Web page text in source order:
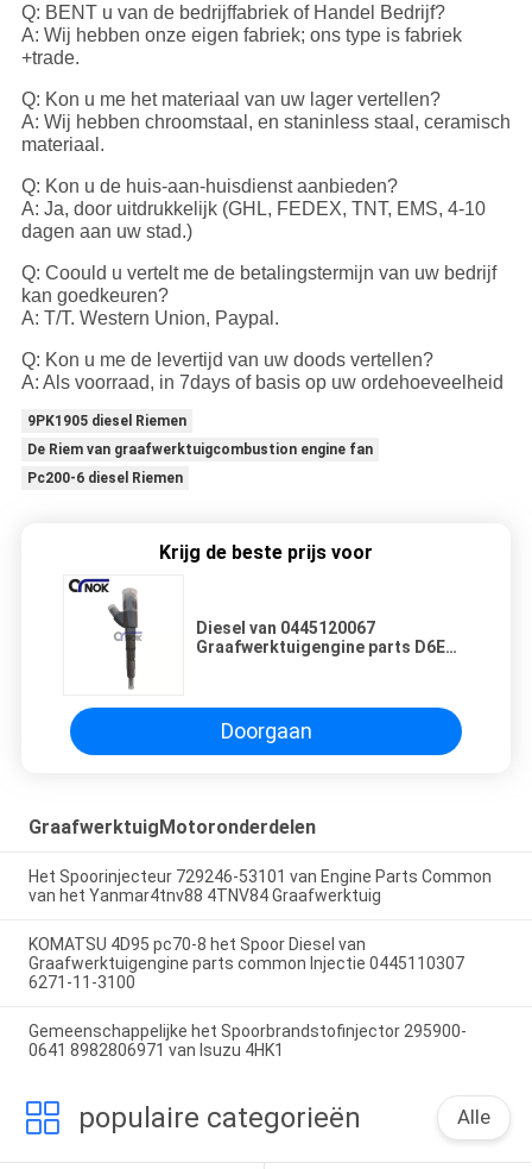
Q: BENT u van de bedrijffabriek of Handel Bedrijf?
A: Wij hebben onze eigen fabriek; ons type is fabriek
+trade.
Q: Kon u me het materiaal van uw lager vertellen?
A: Wij hebben chroomstaal, en staninless staal, ceramisch
materiaal.
Q: Kon u de huis-aan-huisdienst aanbieden?
A: Ja, door uitdrukkelijk (GHL, FEDEX, TNT, EMS, 4-10
dagen aan uw stad.)
Q: Coould u vertelt me de betalingstermijn van uw bedrijf
kan goedkeuren?
A: T/T. Western Union, Paypal.
Q: Kon u me de levertijd van uw doods vertellen?
A: Als voorraad, in 7days of basis op uw ordehoeveelheid
9PK1905 diesel Riemen
De Riem van graafwerktuigcombustion engine fan
Pc200-6 diesel Riemen
Krijg de beste prijs voor
Diesel van 0445120067
Graafwerktuigengine parts D6E
Doorgaan
GraafwerktuigMotoronderdelen
Het Spoorinjecteur 729246-53101 van Engine Parts Common
van het Yanmar4tnv88 4TNV84 Graafwerktuig
KOMATSU 4D95 pc70-8 het Spoor Diesel van
Graafwerktuigengine parts common Injectie 0445110307
6271-11-3100
Gemeenschappelijke het Spoorbrandstofinjector 295900-
0641 8982806971 van Isuzu 4HK1
populaire categorieën Alle